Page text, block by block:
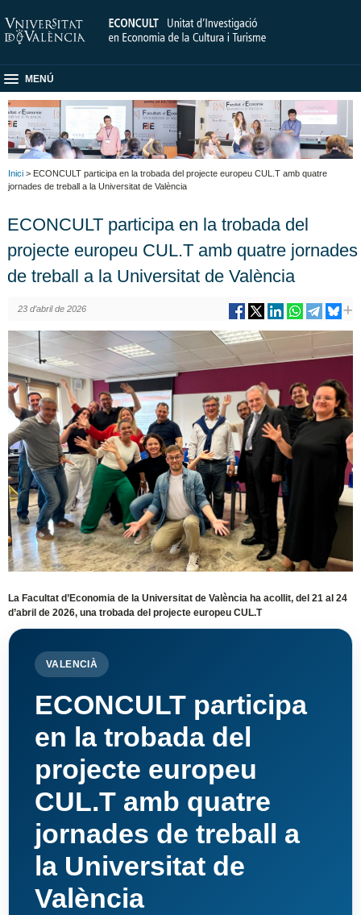
MENÚ
Inici > ECONCULT participa en la trobada del projecte europeu CUL.T amb quatre
jornades de treball a la Universitat de València
ECONCULT participa en la trobada del
projecte europeu CUL.T amb quatre jornades
de treball a la Universitat de València
23 d’abril de 2026
La Facultat d’Economia de la Universitat de València ha acollit, del 21 al 24
d’abril de 2026, una trobada del projecte europeu CUL.T
VALENCIÀ
ECONCULT participa
en la trobada del
projecte europeu
CUL.T amb quatre
jornades de treball a
la Universitat de
València